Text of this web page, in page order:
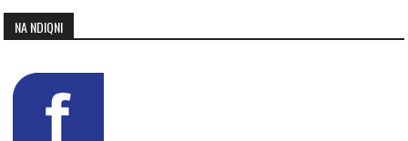
NA NDIQNI